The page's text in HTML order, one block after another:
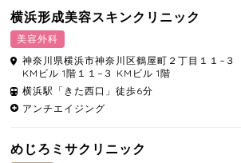
横浜形成美容スキンクリニック
美容外科
神奈川県横浜市神奈川区鶴屋町２丁目１１−３
KMビル 1階１１−３ KMビル 1階
横浜駅「きた西口」徒歩6分
アンチエイジング
めじろミサクリニック